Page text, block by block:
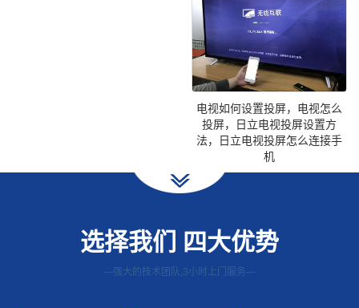
电视如何设置投屏，电视怎么
投屏，日立电视投屏设置方
法，日立电视投屏怎么连接手
机
选择我们 四大优势
—强大的技术团队,3小时上门服务—